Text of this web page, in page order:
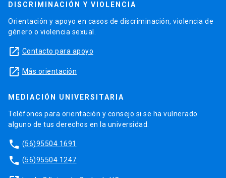
DISCRIMINACIÓN Y VIOLENCIA
Orientación y apoyo en casos de discriminación, violencia de
género o violencia sexual.
launch Contacto para apoyo
launch Más orientación
MEDIACIÓN UNIVERSITARIA
Teléfonos para orientación y consejo si se ha vulnerado
alguno de tus derechos en la universidad.
phone (56)95504 1691
phone (56)95504 1247